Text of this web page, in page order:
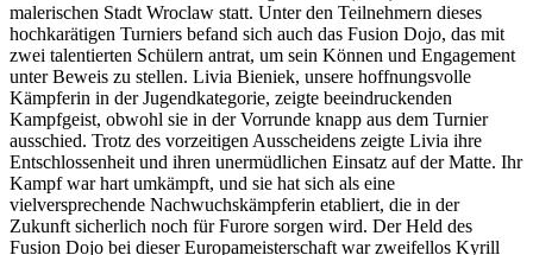
malerischen Stadt Wroclaw statt. Unter den Teilnehmern dieses
hochkarätigen Turniers befand sich auch das Fusion Dojo, das mit
zwei talentierten Schülern antrat, um sein Können und Engagement
unter Beweis zu stellen. Livia Bieniek, unsere hoffnungsvolle
Kämpferin in der Jugendkategorie, zeigte beeindruckenden
Kampfgeist, obwohl sie in der Vorrunde knapp aus dem Turnier
ausschied. Trotz des vorzeitigen Ausscheidens zeigte Livia ihre
Entschlossenheit und ihren unermüdlichen Einsatz auf der Matte. Ihr
Kampf war hart umkämpft, und sie hat sich als eine
vielversprechende Nachwuchskämpferin etabliert, die in der
Zukunft sicherlich noch für Furore sorgen wird. Der Held des
Fusion Dojo bei dieser Europameisterschaft war zweifellos Kyrill